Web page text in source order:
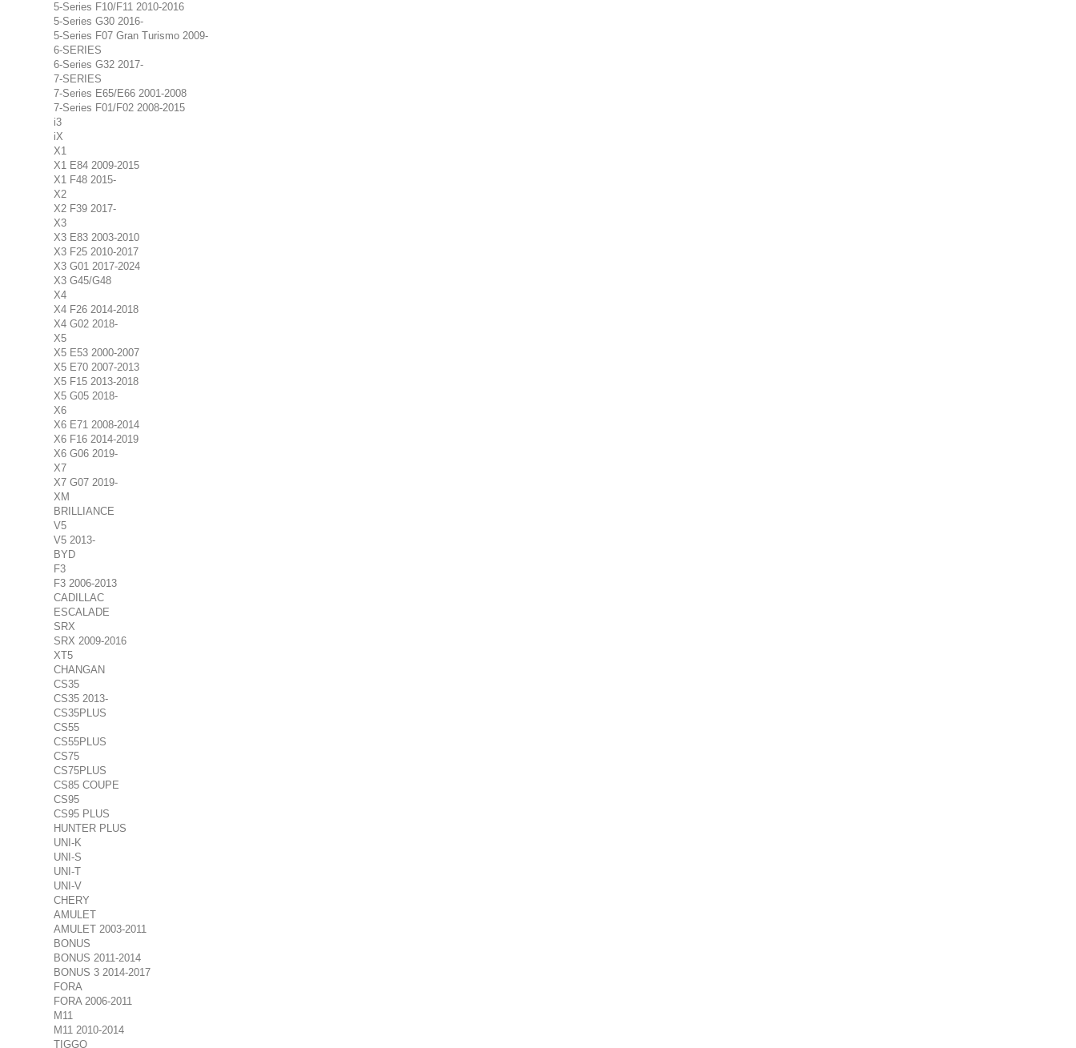
5-Series F10/F11 2010-2016
5-Series G30 2016-
5-Series F07 Gran Turismo 2009-
6-SERIES
6-Series G32 2017-
7-SERIES
7-Series E65/E66 2001-2008
7-Series F01/F02 2008-2015
i3
iX
X1
X1 E84 2009-2015
X1 F48 2015-
X2
X2 F39 2017-
X3
X3 E83 2003-2010
X3 F25 2010-2017
X3 G01 2017-2024
X3 G45/G48
X4
X4 F26 2014-2018
X4 G02 2018-
X5
X5 E53 2000-2007
X5 E70 2007-2013
X5 F15 2013-2018
X5 G05 2018-
X6
X6 E71 2008-2014
X6 F16 2014-2019
X6 G06 2019-
X7
X7 G07 2019-
XM
BRILLIANCE
V5
V5 2013-
BYD
F3
F3 2006-2013
CADILLAC
ESCALADE
SRX
SRX 2009-2016
XT5
CHANGAN
CS35
CS35 2013-
CS35PLUS
CS55
CS55PLUS
CS75
CS75PLUS
CS85 COUPE
CS95
CS95 PLUS
HUNTER PLUS
UNI-K
UNI-S
UNI-T
UNI-V
CHERY
AMULET
AMULET 2003-2011
BONUS
BONUS 2011-2014
BONUS 3 2014-2017
FORA
FORA 2006-2011
M11
M11 2010-2014
TIGGO